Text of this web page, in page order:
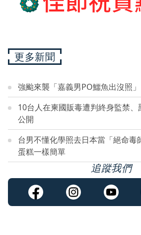
更多新聞
強颱來襲「嘉義男PO鱷魚出沒照
10台人在柬國販毒遭判終身監禁
公開
台男不懂化學照去日本當「絕命
蛋糕一樣簡單
追蹤我們